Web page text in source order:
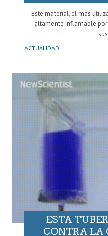
Este material, el más
altamente inflamable
ACTUALIDAD
ESTA
CONTRA LA